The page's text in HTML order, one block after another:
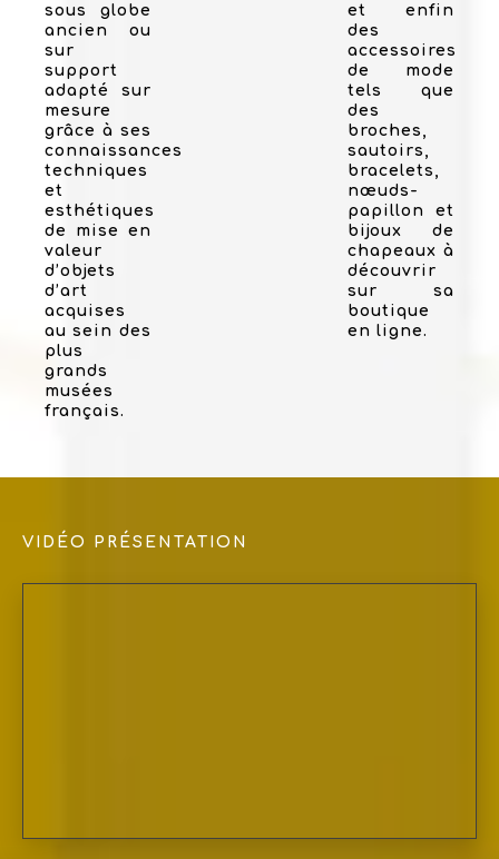
sous globe
ancien ou
sur
support
adapté sur
mesure
grâce à ses
connaissances
techniques
et
esthétiques
de mise en
valeur
d’objets
d’art
acquises
au sein des
plus
grands
musées
français.
et enfin
des
accessoires
de mode
tels que
des
broches,
sautoirs,
bracelets,
nœuds-
papillon et
bijoux de
chapeaux à
découvrir
sur sa
boutique
en ligne.
VIDÉO PRÉSENTATION